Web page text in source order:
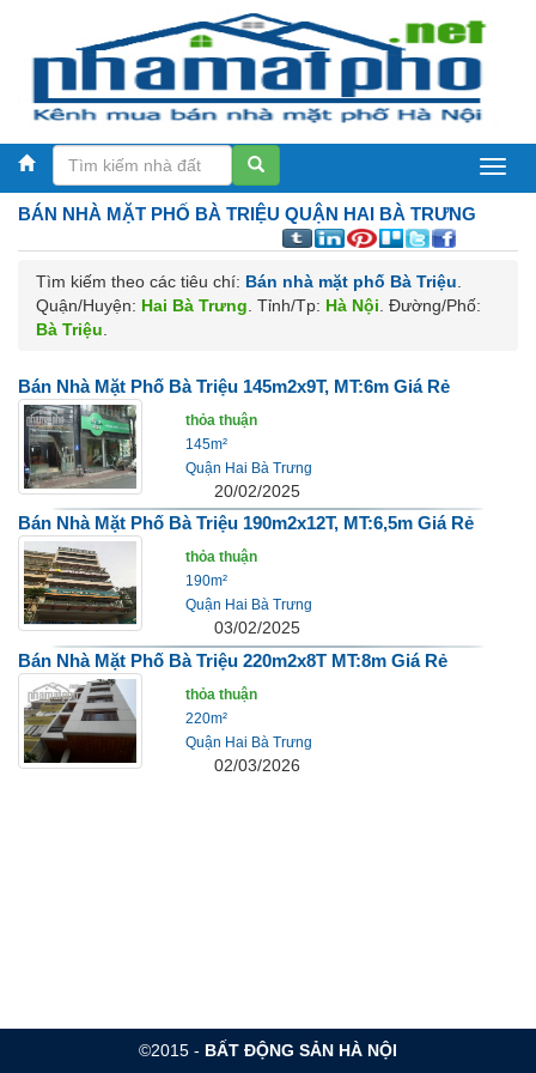
Nhà
Hà
BÁN NHÀ MẶT PHỐ BÀ TRIỆU QUẬN HAI BÀ TRƯNG
Tìm kiếm theo các tiêu chí: Bán nhà mặt phố Bà Triệu
Quận/Huyện: Hai Bà Trưng . Tỉnh/Tp: Hà Nội . Đường/Phố:
Bà Triệu
Bán Nhà Mặt Phố Bà Triệu 145m2x9T, MT:6m Giá Rẻ
thỏa thuận
145m²
Quận Hai Bà Trưng
20/02/2025
Bán Nhà Mặt Phố Bà Triệu 190m2x12T, MT:6,5m Giá Rẻ
thỏa thuận
190m²
Quận Hai Bà Trưng
03/02/2025
Bán Nhà Mặt Phố Bà Triệu 220m2x8T MT:8m Giá Rẻ
thỏa thuận
220m²
Quận Hai Bà Trưng
02/03/2026
©2015 - BẤT ĐỘNG SẢN HÀ NỘI